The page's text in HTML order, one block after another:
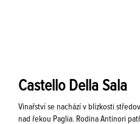
Castello Della Sala
Vinařství se nachází v blízkosti
nad řekou Paglia. Rodina Antinori